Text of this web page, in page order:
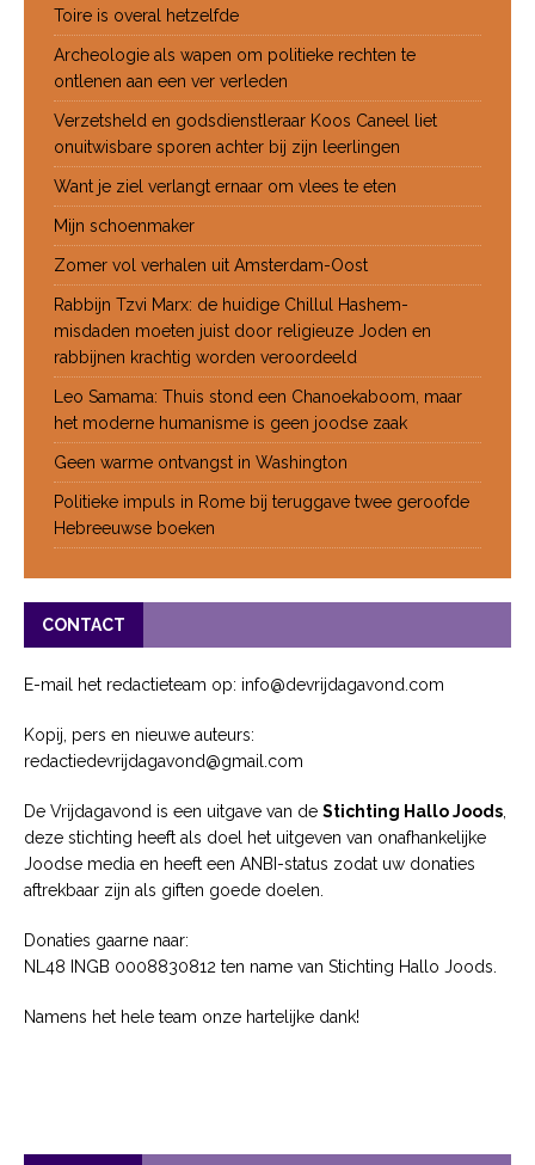
Toire is overal hetzelfde
Archeologie als wapen om politieke rechten te
ontlenen aan een ver verleden
Verzetsheld en godsdienstleraar Koos Caneel liet
onuitwisbare sporen achter bij zijn leerlingen
Want je ziel verlangt ernaar om vlees te eten
Mijn schoenmaker
Zomer vol verhalen uit Amsterdam-Oost
Rabbijn Tzvi Marx: de huidige Chillul Hashem-
misdaden moeten juist door religieuze Joden en
rabbijnen krachtig worden veroordeeld
Leo Samama: Thuis stond een Chanoekaboom, maar
het moderne humanisme is geen joodse zaak
Geen warme ontvangst in Washington
Politieke impuls in Rome bij teruggave twee geroofde
Hebreeuwse boeken
CONTACT
E-mail het redactieteam op: info@devrijdagavond.com
Kopij, pers en nieuwe auteurs:
redactiedevrijdagavond@gmail.com
De Vrijdagavond is een uitgave van de Stichting Hallo Joods
deze stichting heeft als doel het uitgeven van onafhankelijke
Joodse media en heeft een ANBI-status zodat uw donaties
aftrekbaar zijn als giften goede doelen.
Donaties gaarne naar:
NL48 INGB 0008830812 ten name van Stichting Hallo Joods.
Namens het hele team onze hartelijke dank!